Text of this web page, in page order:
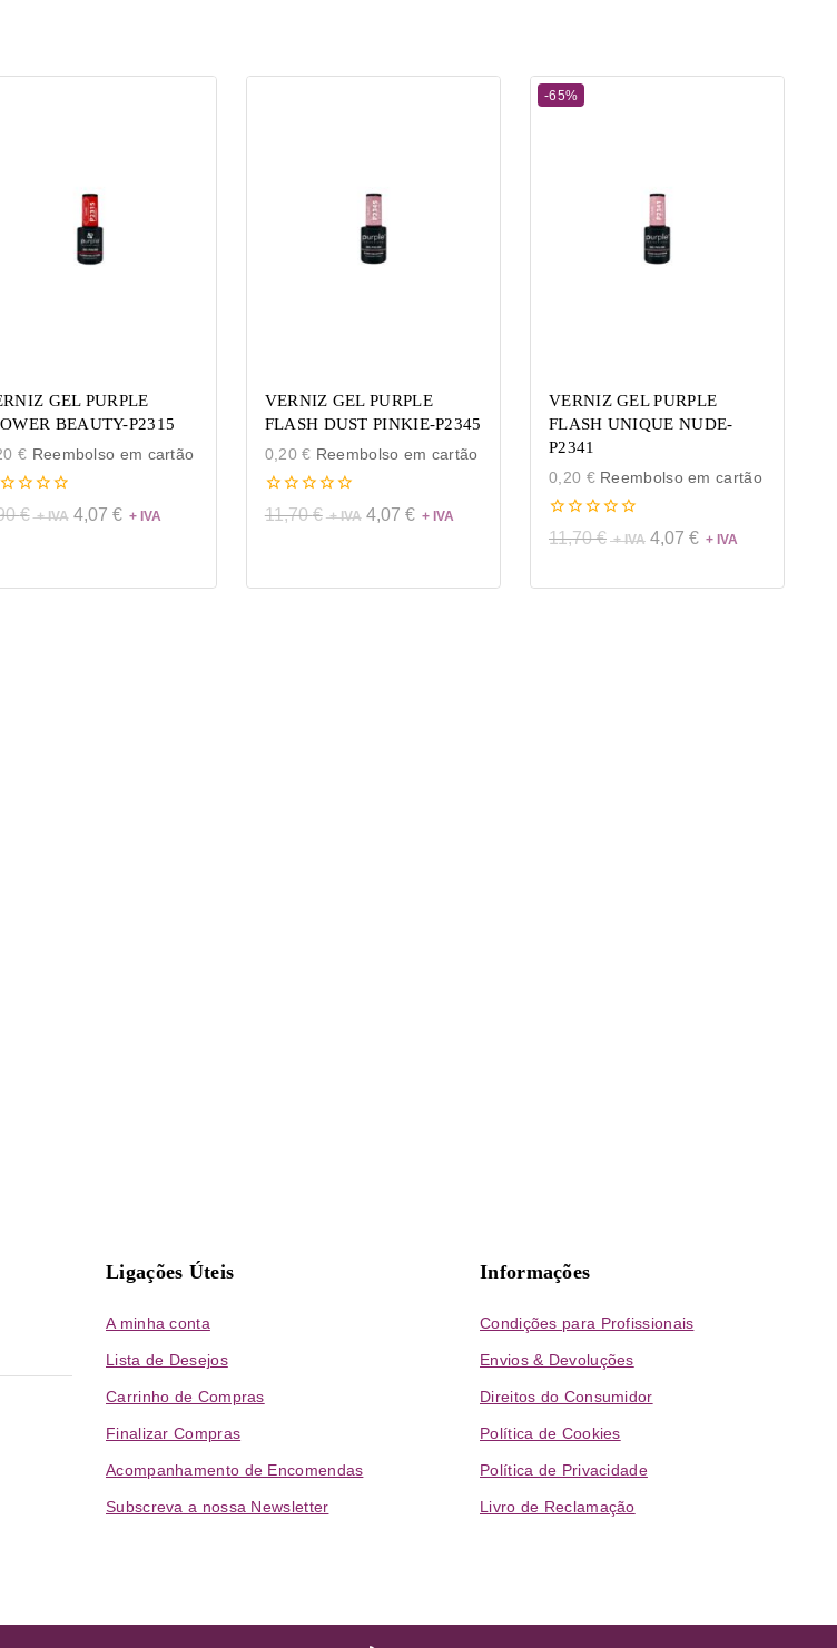
GEL PURPLE
BEAUTY-P2315
€ Reembolso em cartão
€ 4,07 €
VERNIZ GEL PURPLE
FLASH DUST PINKIE-P2345
0,20€ Reembolso em cartão
0
de
11,70€ 4,07 €
-65%
VERNIZ GEL PURPLE
FLASH UNIQUE NUDE-
P2341
0,20 €Reembolso em cartão
0
de
11,70€ 4,07 €
Ligações Úteis
A minha conta
Lista de Desejos
Carrinho de Compras
Finalizar Compras
Acompanhamento de Encomendas
Subscreva a nossa Newsletter
Informações
Condições para Profissionais
Envios & Devoluções
Direitos do Consumidor
Política de Cookies
Política de Privacidade
Livro de Reclamação